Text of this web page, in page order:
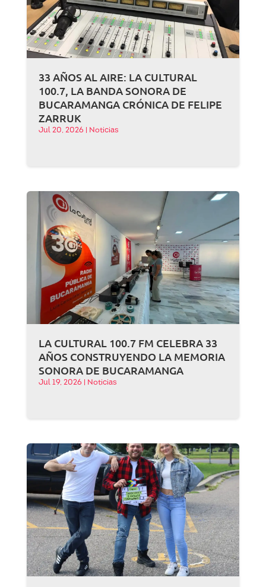
33 AÑOS AL AIRE: LA CULTURAL
100.7, LA BANDA SONORA DE
BUCARAMANGA CRÓNICA DE FELIPE
ZARRUK
Jul 20, 2026 Noticias
LA CULTURAL 100.7 FM CELEBRA 33
AÑOS CONSTRUYENDO LA MEMORIA
SONORA DE BUCARAMANGA
Jul 19, 2026 Noticias